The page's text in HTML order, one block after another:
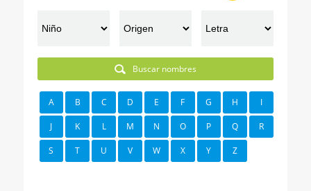
Buscar nombres
A B C D E F G H I
J K L M N O P Q R
S T U V W X Y Z